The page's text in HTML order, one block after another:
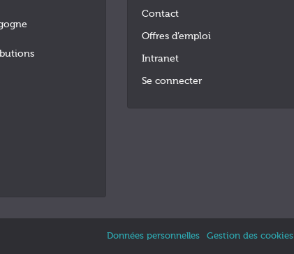
Contact
Offres d’emploi
Intranet
Se connecter
Données personnelles Gestion des cookies